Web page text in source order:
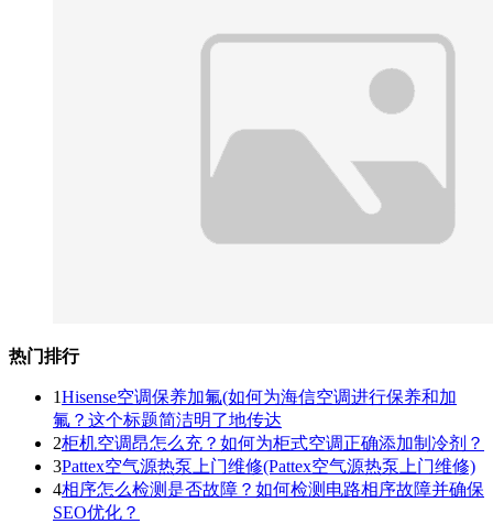
热门排行
1Hisense空调保养加氟(如何为海信空调进行保养和加
氟？这个标题简洁明了地传达
2柜机空调昂怎么充？如何为柜式空调正确添加制冷剂？
3Pattex空气源热泵上门维修(Pattex空气源热泵上门维修)
4相序怎么检测是否故障？如何检测电路相序故障并确保
SEO优化？